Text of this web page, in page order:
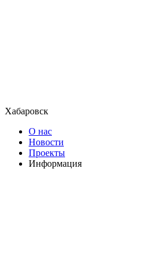
Хабаровск
О нас
Новости
Проекты
Информация